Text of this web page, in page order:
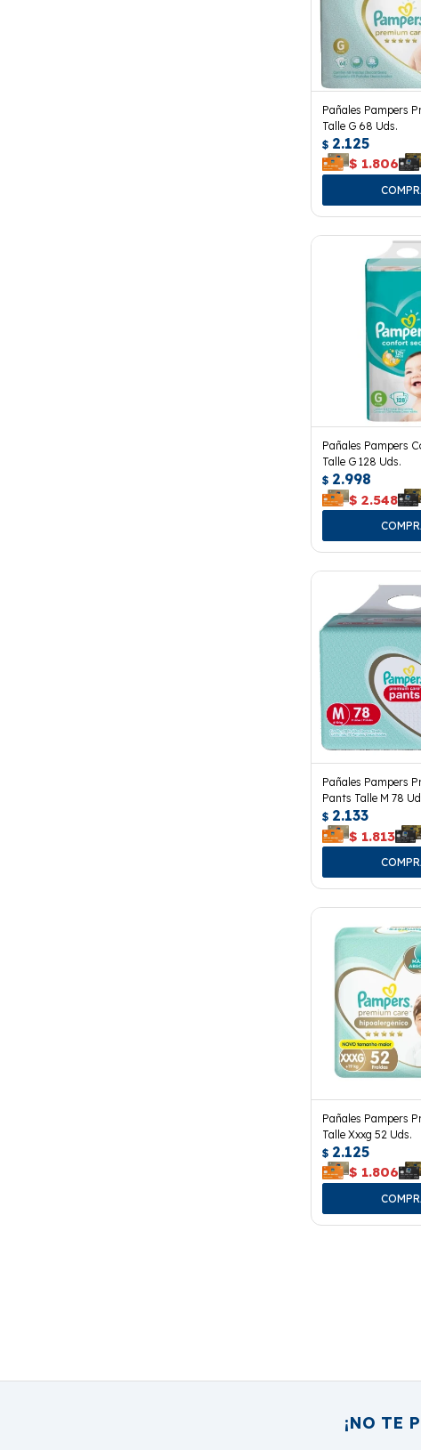
Pañales Pampers
Talle G 68 Uds.
$ 2.125
$ 1.806
Pañales Pampers
Talle G 128 Uds.
$ 2.998
$ 2.548
Pañales Pampers
Pants Talle M 78
$ 2.133
$ 1.813
Pañales Pampers
Talle Xxxg 52 Uds.
$ 2.125
$ 1.806
¡NO TE